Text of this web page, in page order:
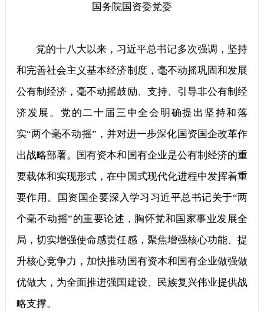
国务院国资委党委
党的十八大以来，习近平总书记多次强调，坚持
和完善社会主义基本经济制度，毫不动摇巩固和发展
公有制经济，毫不动摇鼓励、支持、引导非公有制经
济发展。党的二十届三中全会明确提出坚持和落
实“两个毫不动摇”，并对进一步深化国资国企改革作
出战略部署。国有资本和国有企业是公有制经济的重
要载体和实现形式，在中国式现代化进程中发挥着重
要作用。国资国企要深入学习习近平总书记关于“两
个毫不动摇”的重要论述，胸怀党和国家事业发展全
局，切实增强使命感责任感，聚焦增强核心功能、提
升核心竞争力，加快推动国有资本和国有企业做强做
优做大，为全面推进强国建设、民族复兴伟业提供战
略支撑。